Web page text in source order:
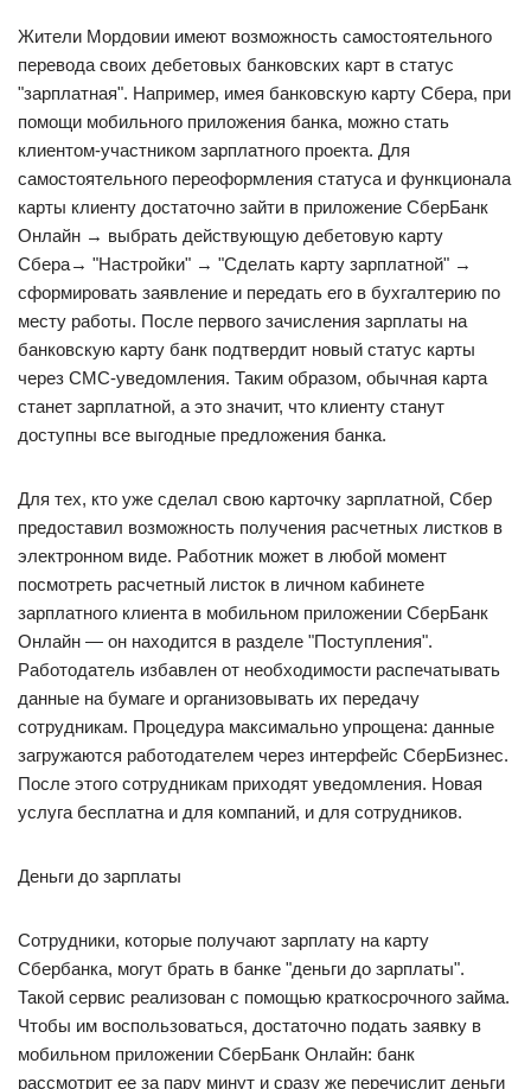
Жители Мордовии имеют возможность самостоятельного
перевода своих дебетовых банковских карт в статус
"зарплатная". Например, имея банковскую карту Сбера, при
помощи мобильного приложения банка, можно стать
клиентом-участником зарплатного проекта. Для
самостоятельного переоформления статуса и функционала
карты клиенту достаточно зайти в приложение СберБанк
Онлайн → выбрать действующую дебетовую карту
Сбера→ "Настройки" → "Сделать карту зарплатной" →
сформировать заявление и передать его в бухгалтерию по
месту работы. После первого зачисления зарплаты на
банковскую карту банк подтвердит новый статус карты
через СМС-уведомления. Таким образом, обычная карта
станет зарплатной, а это значит, что клиенту станут
доступны все выгодные предложения банка.
Для тех, кто уже сделал свою карточку зарплатной, Сбер
предоставил возможность получения расчетных листков в
электронном виде. Работник может в любой момент
посмотреть расчетный листок в личном кабинете
зарплатного клиента в мобильном приложении СберБанк
Онлайн — он находится в разделе "Поступления".
Работодатель избавлен от необходимости распечатывать
данные на бумаге и организовывать их передачу
сотрудникам. Процедура максимально упрощена: данные
загружаются работодателем через интерфейс СберБизнес.
После этого сотрудникам приходят уведомления. Новая
услуга бесплатна и для компаний, и для сотрудников.
Деньги до зарплаты
Сотрудники, которые получают зарплату на карту
Сбербанка, могут брать в банке "деньги до зарплаты".
Такой сервис реализован с помощью краткосрочного займа.
Чтобы им воспользоваться, достаточно подать заявку в
мобильном приложении СберБанк Онлайн: банк
рассмотрит ее за пару минут и сразу же перечислит деньги